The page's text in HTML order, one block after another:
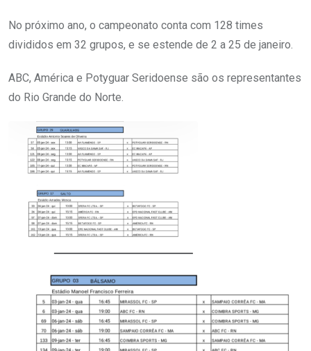
No próximo ano, o campeonato conta com 128 times
divididos em 32 grupos, e se estende de 2 a 25 de janeiro.
ABC, América e Potyguar Seridoense são os representantes
do Rio Grande do Norte.